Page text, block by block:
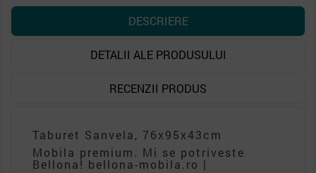
DESCRIERE
DETALII ALE PRODUSULUI
RECENZII PRODUS
Taburet Sanvela, 76x95x43cm
Mobila premium. Mi se potriveste
Bellona! bellona-mobila.ro |